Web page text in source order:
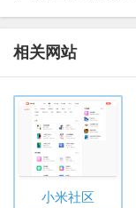
相关网站
小米社区